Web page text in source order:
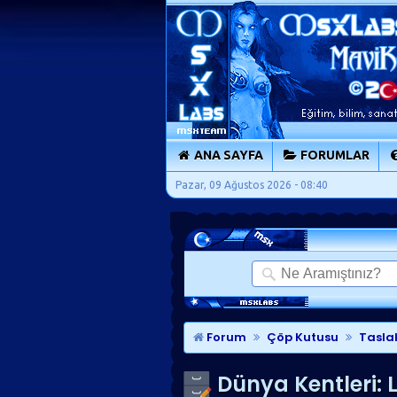
ANA SAYFA FORUMLAR
Pazar, 09 Ağustos 2026 - 08:40
Forum Çöp Kutusu
Dünya Kentleri: